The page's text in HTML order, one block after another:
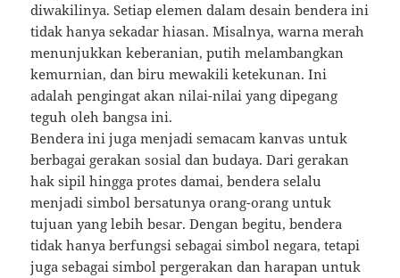
diwakilinya. Setiap elemen dalam desain bendera ini
tidak hanya sekadar hiasan. Misalnya, warna merah
menunjukkan keberanian, putih melambangkan
kemurnian, dan biru mewakili ketekunan. Ini
adalah pengingat akan nilai-nilai yang dipegang
teguh oleh bangsa ini.
Bendera ini juga menjadi semacam kanvas untuk
berbagai gerakan sosial dan budaya. Dari gerakan
hak sipil hingga protes damai, bendera selalu
menjadi simbol bersatunya orang-orang untuk
tujuan yang lebih besar. Dengan begitu, bendera
tidak hanya berfungsi sebagai simbol negara, tetapi
juga sebagai simbol pergerakan dan harapan untuk